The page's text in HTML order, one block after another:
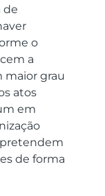
de
o
a
maior grau
atos
em
de forma